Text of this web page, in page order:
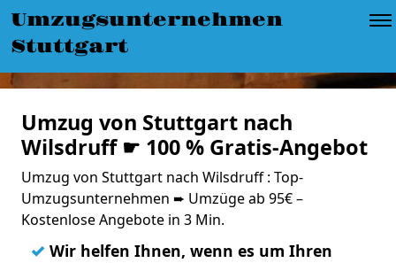
Umzugsunternehmen
Stuttgart
Umzug von Stuttgart nach
Wilsdruff ☛ 100 % Gratis-Angebot
Umzug von Stuttgart nach Wilsdruff : Top-
Umzugsunternehmen ➨ Umzüge ab 95€ –
Kostenlose Angebote in 3 Min.
✓ Wir helfen Ihnen, wenn es um Ihren